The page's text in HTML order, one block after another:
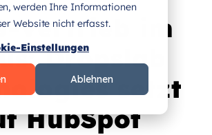
werden Ihre Informationen
Website nicht erfasst.
Einstellungen
Ablehnen
Vertrieb im
Dropslab
setzt
HubSpot